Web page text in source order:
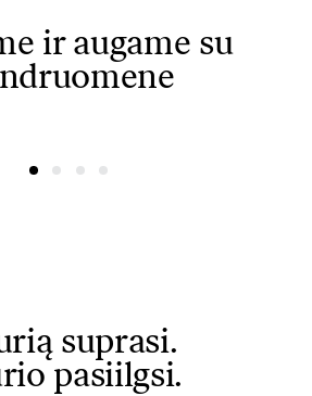
ir augame su
suprasi.
pasiilgsi.